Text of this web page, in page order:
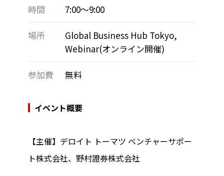
時間 7:00～9:00
場所
Global Business Hub Tokyo,
Webinar(オンライン開催)
参加費 無料
イベント概要
【主催】デロイト トーマツ ベンチャーサポー
ト株式会社、野村證券株式会社